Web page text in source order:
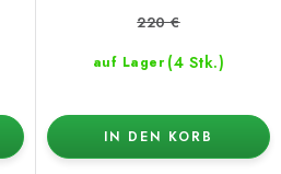
auf Lager (4 Stk.)
220 €
IN DEN KORB